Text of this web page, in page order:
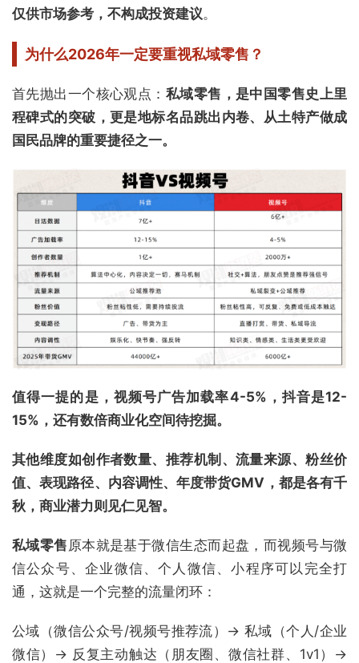
仅供市场参考，不构成投资建议。
为什么2026年一定要重视私域零售？
首先抛出一个核心观点： 私域零售，是中国零售史上里
程碑式的突破，更是地标名品跳出内卷、从土特产做成
国民品牌的重要捷径之一。
值得一提的是，视频号广告加载率4-5%，抖音是12-
15%，还有数倍商业化空间待挖掘。
其他维度如创作者数量、推荐机制、流量来源、粉丝价
值、表现路径、内容调性、年度带货GMV，都是各有千
秋，商业潜力则见仁见智。
私域零售 原本就是基于微信生态而起盘，而视频号与微
信公众号、企业微信、个人微信、小程序可以完全打
通，这就是一个完整的流量闭环：
公域（微信公众号/视频号推荐流）→ 私域（个人/企业
微信）→ 反复主动触达（朋友圈、微信社群、1v1）→